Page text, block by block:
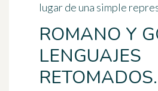
lugar de una simple
ROMANO Y
LENGUAJES
RETOMADOS.